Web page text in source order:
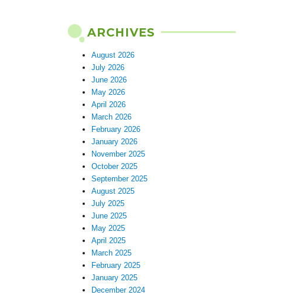
ARCHIVES
August 2026
July 2026
June 2026
May 2026
April 2026
March 2026
February 2026
January 2026
November 2025
October 2025
September 2025
August 2025
July 2025
June 2025
May 2025
April 2025
March 2025
February 2025
January 2025
December 2024